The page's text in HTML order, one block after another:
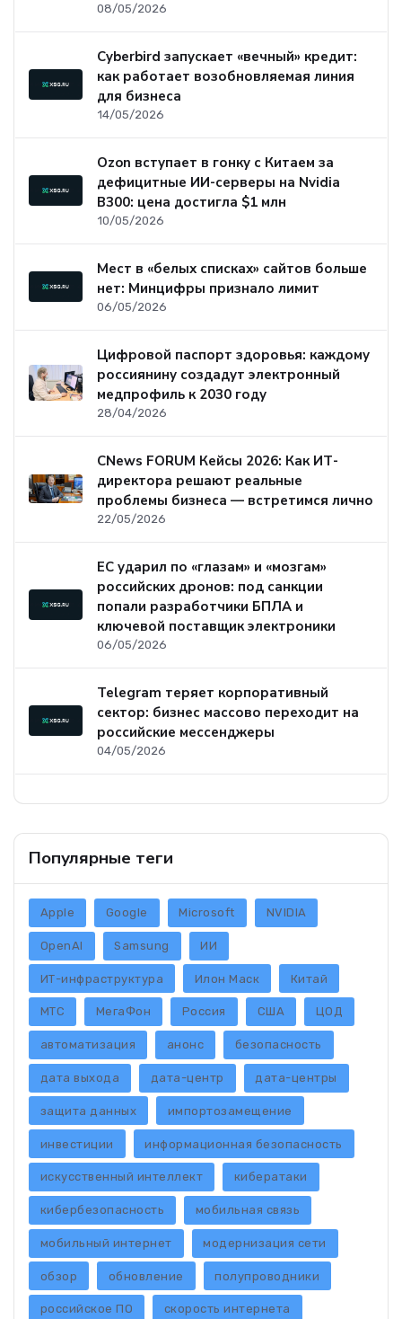
08/05/2026
Cyberbird запускает «вечный» кредит:
как работает возобновляемая линия
для бизнеса
14/05/2026
Ozon вступает в гонку с Китаем за
дефицитные ИИ-серверы на Nvidia
B300: цена достигла $1 млн
10/05/2026
Мест в «белых списках» сайтов больше
нет: Минцифры признало лимит
06/05/2026
Цифровой паспорт здоровья: каждому
россиянину создадут электронный
медпрофиль к 2030 году
28/04/2026
CNews FORUM Кейсы 2026: Как ИТ-
директора решают реальные
проблемы бизнеса — встретимся лично
22/05/2026
ЕС ударил по «глазам» и «мозгам»
российских дронов: под санкции
попали разработчики БПЛА и
ключевой поставщик электроники
06/05/2026
Telegram теряет корпоративный
сектор: бизнес массово переходит на
российские мессенджеры
04/05/2026
Популярные теги
Apple Google Microsoft NVIDIA
OpenAI Samsung ИИ
ИТ-инфраструктура Илон Маск Китай
МТС МегаФон Россия США ЦОД
автоматизация анонс безопасность
дата выхода дата-центр дата-центры
защита данных импортозамещение
инвестиции информационная безопасность
искусственный интеллект кибератаки
кибербезопасность мобильная связь
мобильный интернет модернизация сети
обзор обновление полупроводники
российское ПО скорость интернета